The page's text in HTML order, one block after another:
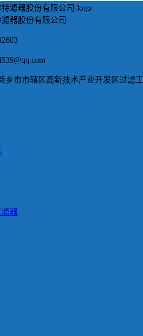
器股份有限公司
乡市市辖区高新技术产业开发区过滤
器